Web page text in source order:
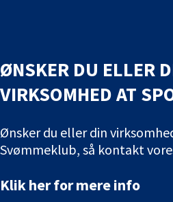
ØNSKER DU ELLER
VIRKSOMHED AT
Ønsker du eller din
Svømmeklub, så kontakt
Klik her for mere info